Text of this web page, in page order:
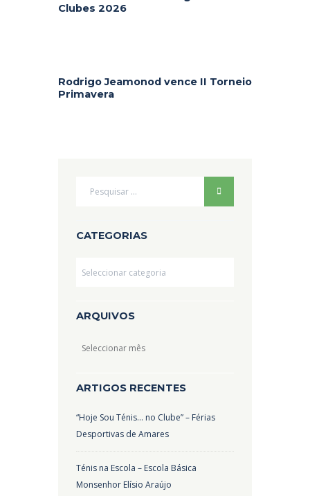
Clubes 2026
Rodrigo Jeamonod vence II Torneio
Primavera
CATEGORIAS
ARQUIVOS
Arquivos
ARTIGOS RECENTES
“Hoje Sou Ténis… no Clube” – Férias
Desportivas de Amares
Ténis na Escola – Escola Básica
Monsenhor Elísio Araújo